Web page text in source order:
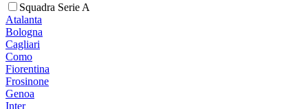
Squadra Serie A
Atalanta
Bologna
Cagliari
Como
Fiorentina
Frosinone
Genoa
Inter